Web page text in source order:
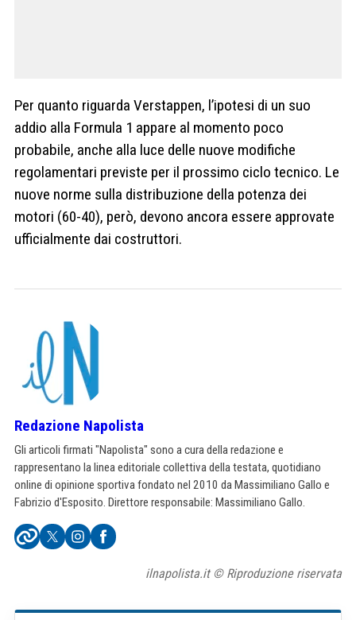
Per quanto riguarda Verstappen, l’ipotesi di un suo
addio alla Formula 1 appare al momento poco
probabile, anche alla luce delle nuove modifiche
regolamentari previste per il prossimo ciclo tecnico. Le
nuove norme sulla distribuzione della potenza dei
motori (60-40), però, devono ancora essere approvate
ufficialmente dai costruttori.
Redazione Napolista
Gli articoli firmati "Napolista" sono a cura della redazione e
rappresentano la linea editoriale collettiva della testata, quotidiano
online di opinione sportiva fondato nel 2010 da Massimiliano Gallo e
Fabrizio d'Esposito. Direttore responsabile: Massimiliano Gallo.
ilnapolista.it © Riproduzione riservata